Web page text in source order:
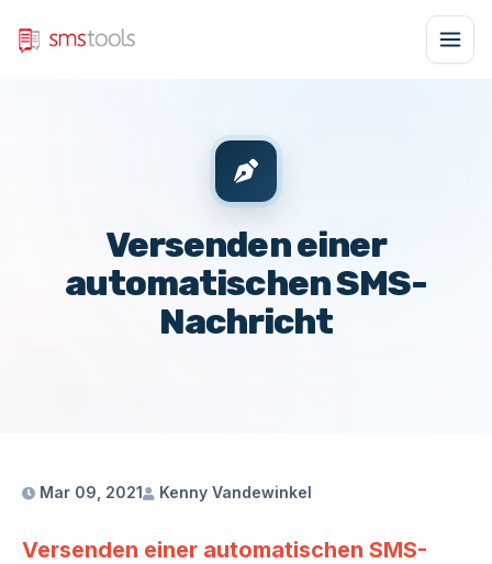
Versenden einer
automatischen SMS-
Nachricht
Mar 09, 2021 Kenny Vandewinkel
Versenden einer automatischen SMS-